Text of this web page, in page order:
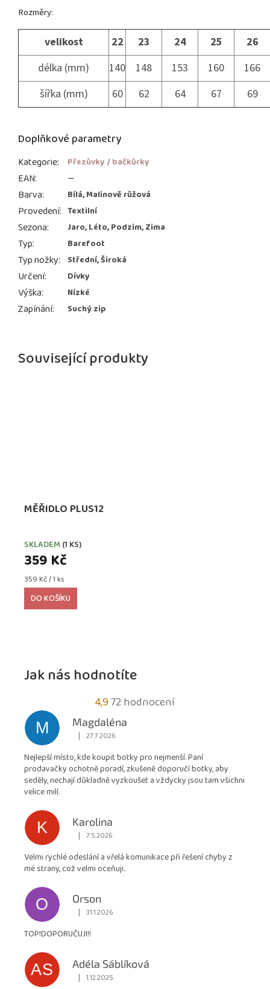
Související produkty
MĚŘIDLO PLUS12
SKLADEM (1 KS)
359 Kč
Měrná
cena:
359 Kč / 1 ks
DO KOŠÍKU
Rozměry:
velikost 22 23 24 25
26
délka (mm)
140 148 153 160
166
šířka (mm)
60 62 64 67 69
Doplňkové parametry
Kategorie: Přezůvky / bačkůrky
EAN: —
Barva: Bílá, Malinově růžová
Provedení: Textilní
Sezona: Jaro, Léto, Podzim, Zima
Typ: Barefoot
Typ nožky: Střední, Široká
Určení: Dívky
Výška: Nízké
Zapínání: Suchý zip
Jak nás hodnotíte
4,9Průměrné
hodnocení
obchodu
4,9
z
72 hodnocení
M
Magdaléna
Hodnocení obchodu je 5 z 5 hvězdiček.
| 27.7.2026
Nejlepší místo, kde koupit botky pro nejmenší. Paní
prodavačky ochotně poradí, zkušeně doporučí botky, aby
seděly, nechají důkladně vyzkoušet a vždycky jsou tam všichni
velice milí.
K
Karolina
Hodnocení obchodu je 5 z 5 hvězdiček.
| 7.5.2026
Velmi rychlé odeslání a vřelá komunikace při řešení chyby z
mé strany, což velmi oceňuji.
O
Orson
Hodnocení obchodu je 5 z 5 hvězdiček.
| 31.1.2026
TOP!DOPORUČUJI!!
AS
Adéla Sáblíková
Hodnocení obchodu je 5 z 5 hvězdiček.
| 1.12.2025